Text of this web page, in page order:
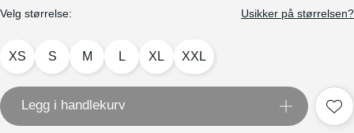
Velg størrelse: Usikker på størrelsen?
XS S M L XL XXL
Legg i handlekurv